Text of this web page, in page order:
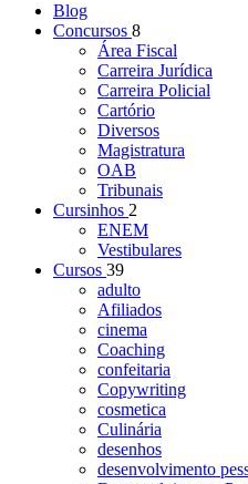
Blog
Concursos 8
Área Fiscal
Carreira Jurídica
Carreira Policial
Cartório
Diversos
Magistratura
OAB
Tribunais
Cursinhos 2
ENEM
Vestibulares
Cursos 39
adulto
Afiliados
cinema
Coaching
confeitaria
Copywriting
cosmetica
Culinária
desenhos
desenvolvimento